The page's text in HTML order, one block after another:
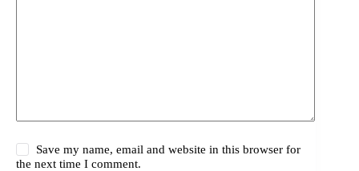
Save my name, email and website in this browser for
the next time I comment.